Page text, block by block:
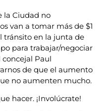
la Ciudad no
van a tomar más de $1
tránsito en la junta de
para trabajar/negociar
Paul
de que el aumento
no aumenten mucho.
hacer. ¡Involúcrate!